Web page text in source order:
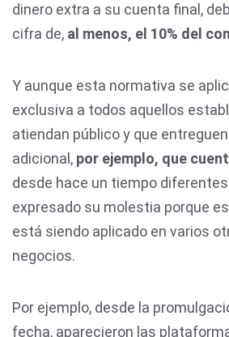
dinero extra a su cuenta final,
cifra de, al menos, el 10% del
Y aunque esta normativa se
exclusiva a todos aquellos
atiendan público y que
adicional, por ejemplo, que
desde hace un tiempo
expresado su molestia porque
está siendo aplicado en varios
negocios.
Por ejemplo, desde la
fecha, aparecieron las